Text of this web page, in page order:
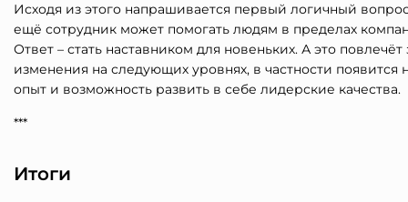
Исходя из этого напрашивается первый логичный
ещё сотрудник может помогать людям в пределах
Ответ – стать наставником для новеньких. А это повлечёт
изменения на следующих уровнях, в частности появится
опыт и возможность развить в себе лидерские качества.
***
Итоги